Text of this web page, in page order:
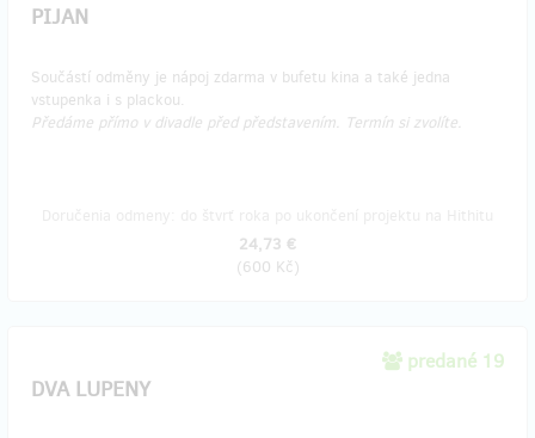
PIJAN
Součástí odměny je nápoj zdarma v bufetu kina a také jedna
vstupenka i s plackou.
Předáme přímo v divadle před představením. Termín si zvolíte.
24,73 €
(600 Kč)
predané 19
DVA LUPENY